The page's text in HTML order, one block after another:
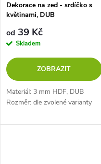
Dekorace na zeď - srdíčko s
květinami, DUB
od 39 Kč
Skladem
ZOBRAZIT
Materiál: 3 mm HDF, DUB
Rozměr: dle zvolené varianty